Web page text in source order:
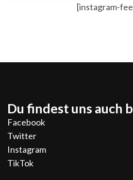
[instagram-
Du findest uns auch
Facebook
Twitter
Instagram
TikTok